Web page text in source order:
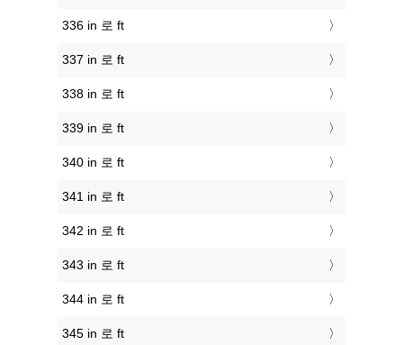
336 in 로 ft
337 in 로 ft
338 in 로 ft
339 in 로 ft
340 in 로 ft
341 in 로 ft
342 in 로 ft
343 in 로 ft
344 in 로 ft
345 in 로 ft